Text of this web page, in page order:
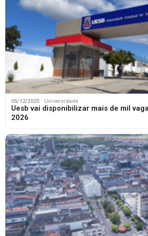
05/12/2025 · Universidade
Uesb vai disponibilizar mais de mil
2026